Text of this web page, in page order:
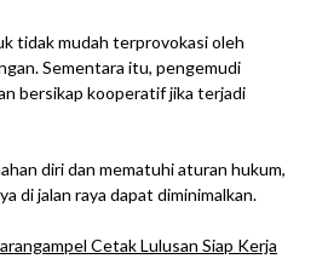
tidak mudah terprovokasi oleh
Sementara itu, pengemudi
bersikap kooperatif jika terjadi
diri dan mematuhi aturan hukum,
di jalan raya dapat diminimalkan.
Cetak Lulusan Siap Kerja